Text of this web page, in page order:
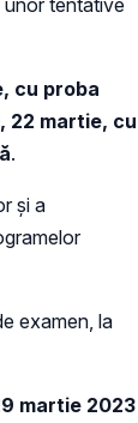
cu proba
22 martie, cu
.
şi a
examen, la
martie 2023